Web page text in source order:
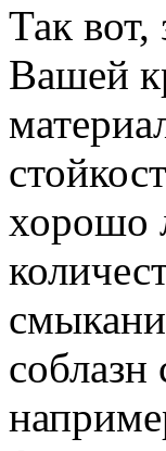
Так
Вашей
хорошо